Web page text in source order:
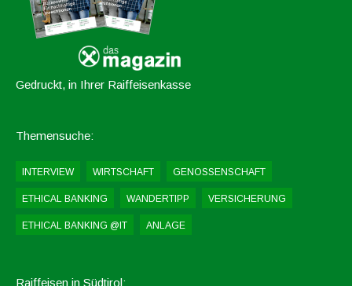
Gedruckt, in Ihrer Raiffeisenkasse
Themensuche:
INTERVIEW WIRTSCHAFT GENOSSENSCHAFT
ETHICAL BANKING WANDERTIPP VERSICHERUNG
ETHICAL BANKING @IT ANLAGE
Raiffeisen in Südtirol: